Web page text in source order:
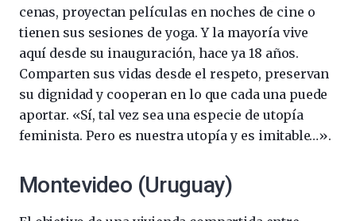
cenas, proyectan películas en noches de cine o
tienen sus sesiones de yoga. Y la mayoría vive
aquí desde su inauguración, hace ya 18 años.
Comparten sus vidas desde el respeto, preservan
su dignidad y cooperan en lo que cada una puede
aportar. «Sí, tal vez sea una especie de utopía
feminista. Pero es nuestra utopía y es imitable…».
Montevideo (Uruguay)